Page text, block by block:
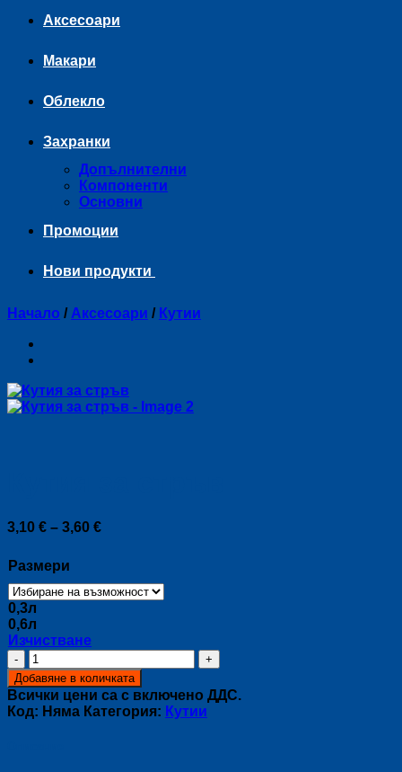
Аксесоари
Макари
Облекло
Захранки
Допълнителни
Компоненти
Основни
Промоции
Нови продукти
Начало / Аксесоари / Кутии
3,10 € – 3,60 €Price
3,60 €
Размери
0,3л
0,6л
Изчистване
количество
за
Кутия
за
стръв
Добавяне в количката
Всички цени са с включено ДДС.
Код: Няма Категория: Кутии